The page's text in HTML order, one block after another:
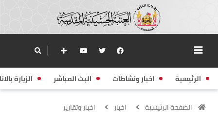
الرئيسية اخبار ونشاطات البث المباشر الزيارة
الصفحة الرئيسية اخبار اخبار وتقارير